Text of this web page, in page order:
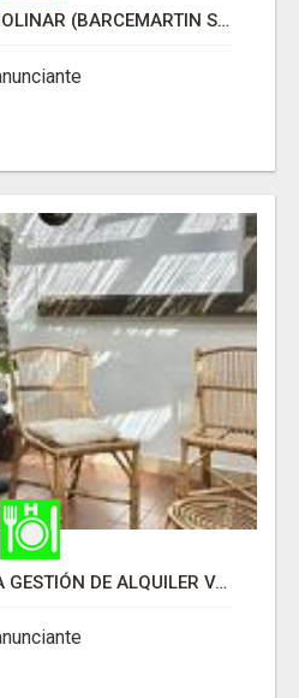
HOTEL RURAL RIO MOLINAR (BARCEMARTIN S.C.)
WELHOME LA PALMA GESTIÓN DE ALQUILER VACACIONAL